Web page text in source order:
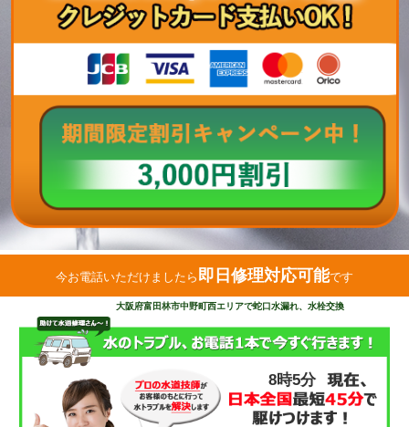
今お電話いただけましたら 即日修理対応可能です
大阪府富田林市中野町西エリアで蛇口水漏れ、水栓交換
8時5分